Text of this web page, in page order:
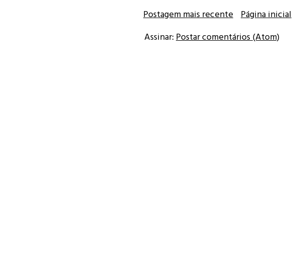
Postagem mais recente Página inicial
Assinar: Postar comentários (Atom)